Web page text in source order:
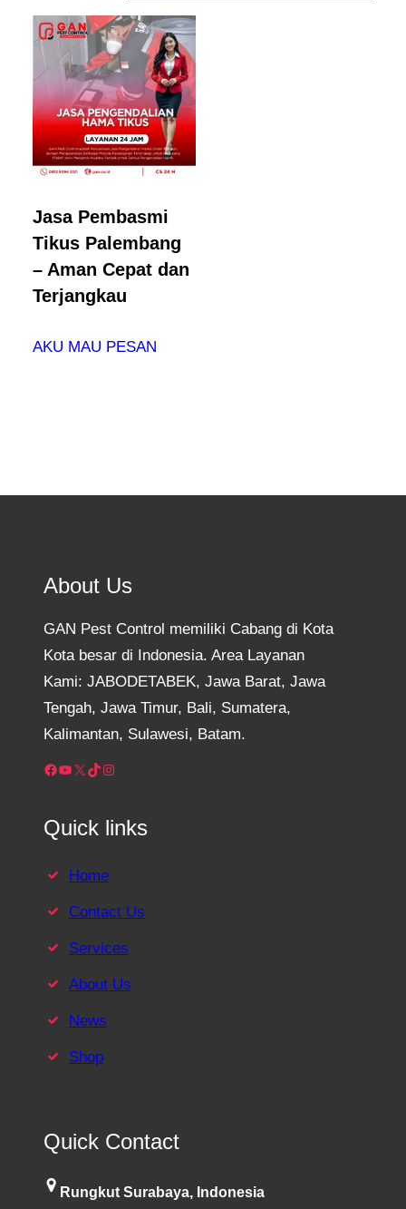
Jasa Pembasmi
Tikus Palembang
– Aman Cepat dan
Terjangkau
AKU MAU PESAN
About Us
GAN Pest Control memiliki Cabang di Kota
Kota besar di Indonesia. Area Layanan
Kami: JABODETABEK, Jawa Barat, Jawa
Tengah, Jawa Timur, Bali, Sumatera,
Kalimantan, Sulawesi, Batam.
Facebook YouTube X TikTok Instagram
Quick links
Home
Contact Us
Services
About Us
News
Shop
Quick Contact
Rungkut Surabaya, Indonesia